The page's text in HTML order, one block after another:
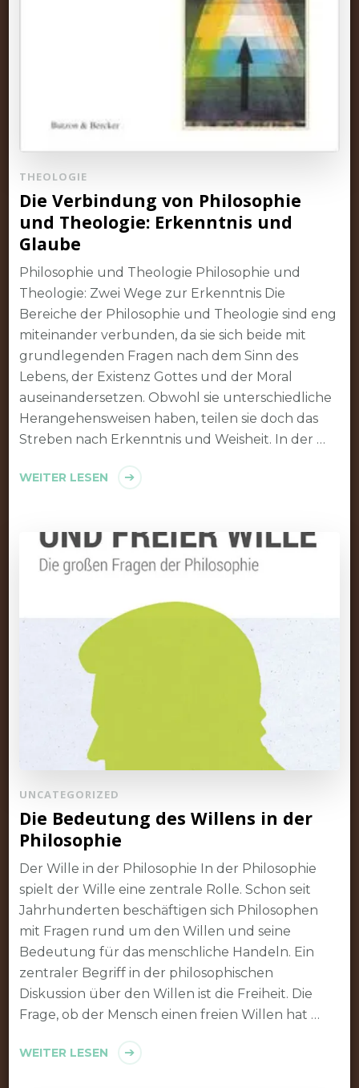
THEOLOGIE
Die Verbindung von Philosophie
und Theologie: Erkenntnis und
Glaube
Philosophie und Theologie Philosophie und
Theologie: Zwei Wege zur Erkenntnis Die
Bereiche der Philosophie und Theologie sind eng
miteinander verbunden, da sie sich beide mit
grundlegenden Fragen nach dem Sinn des
Lebens, der Existenz Gottes und der Moral
auseinandersetzen. Obwohl sie unterschiedliche
Herangehensweisen haben, teilen sie doch das
Streben nach Erkenntnis und Weisheit. In der …
WEITER LESEN
UNCATEGORIZED
Die Bedeutung des Willens in der
Philosophie
Der Wille in der Philosophie In der Philosophie
spielt der Wille eine zentrale Rolle. Schon seit
Jahrhunderten beschäftigen sich Philosophen
mit Fragen rund um den Willen und seine
Bedeutung für das menschliche Handeln. Ein
zentraler Begriff in der philosophischen
Diskussion über den Willen ist die Freiheit. Die
Frage, ob der Mensch einen freien Willen hat …
WEITER LESEN